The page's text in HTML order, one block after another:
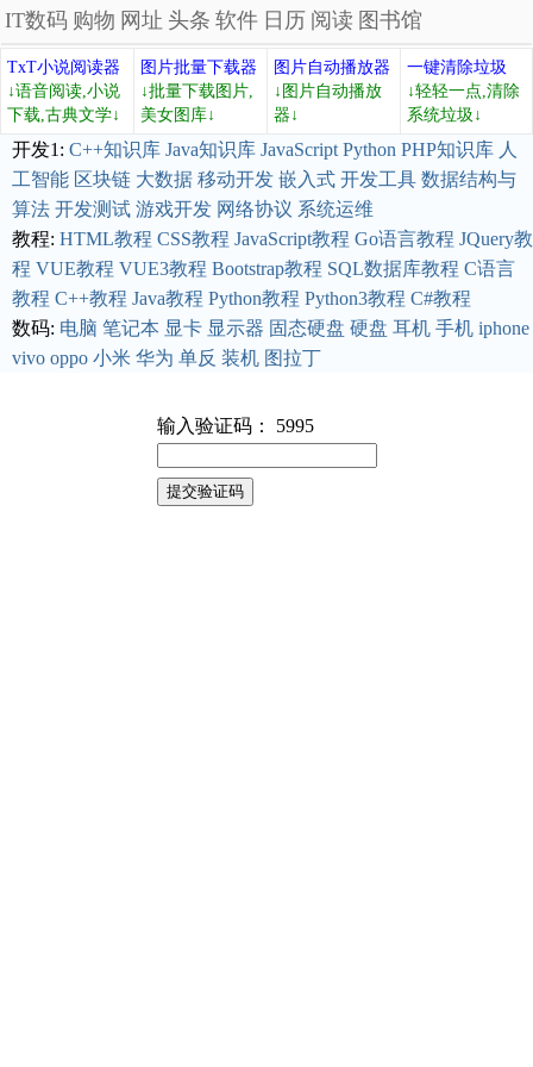
IT数码 购物 网址 头条 软件 日历 阅读 图书馆
TxT小说阅读器
↓语音阅读,小说
下载,古典文学↓
图片批量下载器
↓批量下载图片,
美女图库↓
图片自动播放器
↓图片自动播放
器↓
一键清除垃圾
↓轻轻一点,清除
系统垃圾↓
开发1: C++知识库 Java知识库 JavaScript Python PHP知识库 人
工智能 区块链 大数据 移动开发 嵌入式 开发工具 数据结构与
算法 开发测试 游戏开发 网络协议 系统运维
教程: HTML教程 CSS教程 JavaScript教程 Go语言教程 JQuery教
程 VUE教程 VUE3教程 Bootstrap教程 SQL数据库教程 C语言
教程 C++教程 Java教程 Python教程 Python3教程 C#教程
数码: 电脑 笔记本 显卡 显示器 固态硬盘 硬盘 耳机 手机 iphone
vivo oppo 小米 华为 单反 装机 图拉丁
输入验证码： 5995